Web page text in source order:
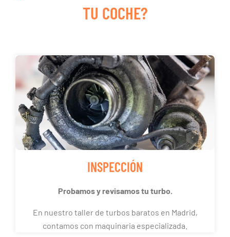
TU COCHE?
INSPECCIÓN
Probamos y revisamos tu turbo.
En nuestro taller de turbos baratos en Madrid,
contamos con maquinaria especializada.